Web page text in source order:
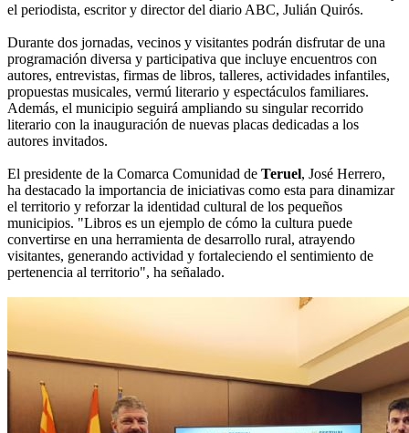
el periodista, escritor y director del diario ABC, Julián Quirós.
Durante dos jornadas, vecinos y visitantes podrán disfrutar de una
programación diversa y participativa que incluye encuentros con
autores, entrevistas, firmas de libros, talleres, actividades infantiles,
propuestas musicales, vermú literario y espectáculos familiares.
Además, el municipio seguirá ampliando su singular recorrido
literario con la inauguración de nuevas placas dedicadas a los
autores invitados.
El presidente de la Comarca Comunidad de Teruel, José Herrero,
ha destacado la importancia de iniciativas como esta para dinamizar
el territorio y reforzar la identidad cultural de los pequeños
municipios. "Libros es un ejemplo de cómo la cultura puede
convertirse en una herramienta de desarrollo rural, atrayendo
visitantes, generando actividad y fortaleciendo el sentimiento de
pertenencia al territorio", ha señalado.